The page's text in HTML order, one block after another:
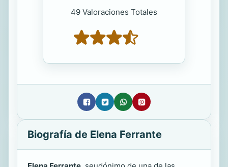
49 Valoraciones Totales
Biografía de Elena Ferrante